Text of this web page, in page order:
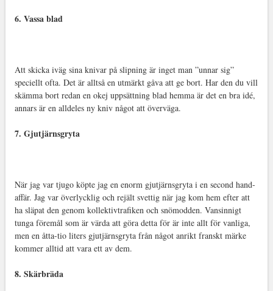
6. Vassa blad
Att skicka iväg sina knivar på slipning är inget man ”unnar sig”
speciellt ofta. Det är alltså en utmärkt gåva att ge bort. Har den du vill
skämma bort redan en okej uppsättning blad hemma är det en bra idé,
annars är en alldeles ny kniv något att överväga.
7. Gjutjärnsgryta
När jag var tjugo köpte jag en enorm gjutjärnsgryta i en second hand-
affär. Jag var överlycklig och rejält svettig när jag kom hem efter att
ha släpat den genom kollektivtrafiken och snömodden. Vansinnigt
tunga föremål som är värda att göra detta för är inte allt för vanliga,
men en åtta-tio liters gjutjärnsgryta från något anrikt franskt märke
kommer alltid att vara ett av dem.
8. Skärbräda